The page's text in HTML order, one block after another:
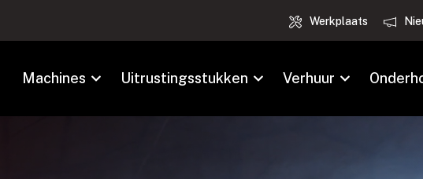
Werkplaats
Machines Uitrustingsstukken Verhuur